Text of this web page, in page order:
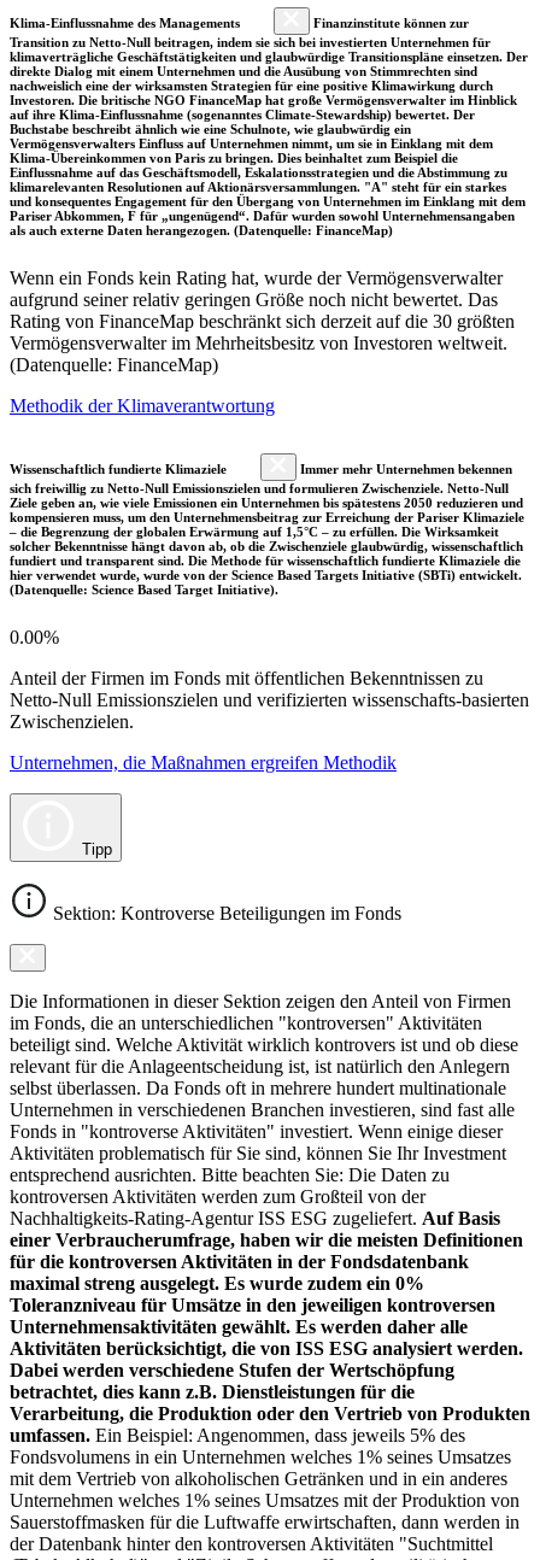
Klima-Einflussnahme des Managements
Finanzinstitute können zur
Transition zu Netto-Null beitragen, indem sie sich bei investierten Unternehmen für
klimaverträgliche Geschäftstätigkeiten und glaubwürdige Transitionspläne einsetzen. Der
direkte Dialog mit einem Unternehmen und die Ausübung von Stimmrechten sind
nachweislich eine der wirksamsten Strategien für eine positive Klimawirkung durch
Investoren. Die britische NGO FinanceMap hat große Vermögensverwalter im Hinblick
auf ihre Klima-Einflussnahme (sogenanntes Climate-Stewardship) bewertet. Der
Buchstabe beschreibt ähnlich wie eine Schulnote, wie glaubwürdig ein
Vermögensverwalters Einfluss auf Unternehmen nimmt, um sie in Einklang mit dem
Klima-Übereinkommen von Paris zu bringen. Dies beinhaltet zum Beispiel die
Einflussnahme auf das Geschäftsmodell, Eskalationsstrategien und die Abstimmung zu
klimarelevanten Resolutionen auf Aktionärsversammlungen. "A" steht für ein starkes
und konsequentes Engagement für den Übergang von Unternehmen im Einklang mit dem
Pariser Abkommen, F für „ungenügend“. Dafür wurden sowohl Unternehmensangaben
als auch externe Daten herangezogen. (Datenquelle: FinanceMap)
Wenn ein Fonds kein Rating hat, wurde der Vermögensverwalter
aufgrund seiner relativ geringen Größe noch nicht bewertet. Das
Rating von FinanceMap beschränkt sich derzeit auf die 30 größten
Vermögensverwalter im Mehrheitsbesitz von Investoren weltweit.
(Datenquelle: FinanceMap)
Methodik der Klimaverantwortung
Wissenschaftlich fundierte Klimaziele
Immer mehr Unternehmen bekennen
sich freiwillig zu Netto-Null Emissionszielen und formulieren Zwischenziele. Netto-Null
Ziele geben an, wie viele Emissionen ein Unternehmen bis spätestens 2050 reduzieren und
kompensieren muss, um den Unternehmensbeitrag zur Erreichung der Pariser Klimaziele
– die Begrenzung der globalen Erwärmung auf 1,5°C – zu erfüllen. Die Wirksamkeit
solcher Bekenntnisse hängt davon ab, ob die Zwischenziele glaubwürdig, wissenschaftlich
fundiert und transparent sind. Die Methode für wissenschaftlich fundierte Klimaziele die
hier verwendet wurde, wurde von der Science Based Targets Initiative (SBTi) entwickelt.
(Datenquelle: Science Based Target Initiative).
0.00%
Anteil der Firmen im Fonds mit öffentlichen Bekenntnissen zu
Netto-Null Emissionszielen und verifizierten wissenschafts-basierten
Zwischenzielen.
Unternehmen, die Maßnahmen ergreifen Methodik
Tipp
Sektion: Kontroverse Beteiligungen im Fonds
Die Informationen in dieser Sektion zeigen den Anteil von Firmen
im Fonds, die an unterschiedlichen "kontroversen" Aktivitäten
beteiligt sind. Welche Aktivität wirklich kontrovers ist und ob diese
relevant für die Anlageentscheidung ist, ist natürlich den Anlegern
selbst überlassen. Da Fonds oft in mehrere hundert multinationale
Unternehmen in verschiedenen Branchen investieren, sind fast alle
Fonds in "kontroverse Aktivitäten" investiert. Wenn einige dieser
Aktivitäten problematisch für Sie sind, können Sie Ihr Investment
entsprechend ausrichten. Bitte beachten Sie: Die Daten zu
kontroversen Aktivitäten werden zum Großteil von der
Nachhaltigkeits-Rating-Agentur ISS ESG zugeliefert. Auf Basis
einer Verbraucherumfrage, haben wir die meisten Definitionen
für die kontroversen Aktivitäten in der Fondsdatenbank
maximal streng ausgelegt. Es wurde zudem ein 0%
Toleranzniveau für Umsätze in den jeweiligen kontroversen
Unternehmensaktivitäten gewählt. Es werden daher alle
Aktivitäten berücksichtigt, die von ISS ESG analysiert werden.
Dabei werden verschiedene Stufen der Wertschöpfung
betrachtet, dies kann z.B. Dienstleistungen für die
Verarbeitung, die Produktion oder den Vertrieb von Produkten
umfassen. Ein Beispiel: Angenommen, dass jeweils 5% des
Fondsvolumens in ein Unternehmen welches 1% seines Umsatzes
mit dem Vertrieb von alkoholischen Getränken und in ein anderes
Unternehmen welches 1% seines Umsatzes mit der Produktion von
Sauerstoffmasken für die Luftwaffe erwirtschaften, dann werden in
der Datenbank hinter den kontroversen Aktivitäten "Suchtmittel